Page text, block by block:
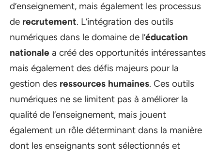
d’enseignement, mais également les processus
de recrutement. L’intégration des outils
numériques dans le domaine de l’éducation
nationale a créé des opportunités intéressantes
mais également des défis majeurs pour la
gestion des ressources humaines. Ces outils
numériques ne se limitent pas à améliorer la
qualité de l’enseignement, mais jouent
également un rôle déterminant dans la manière
dont les enseignants sont sélectionnés et